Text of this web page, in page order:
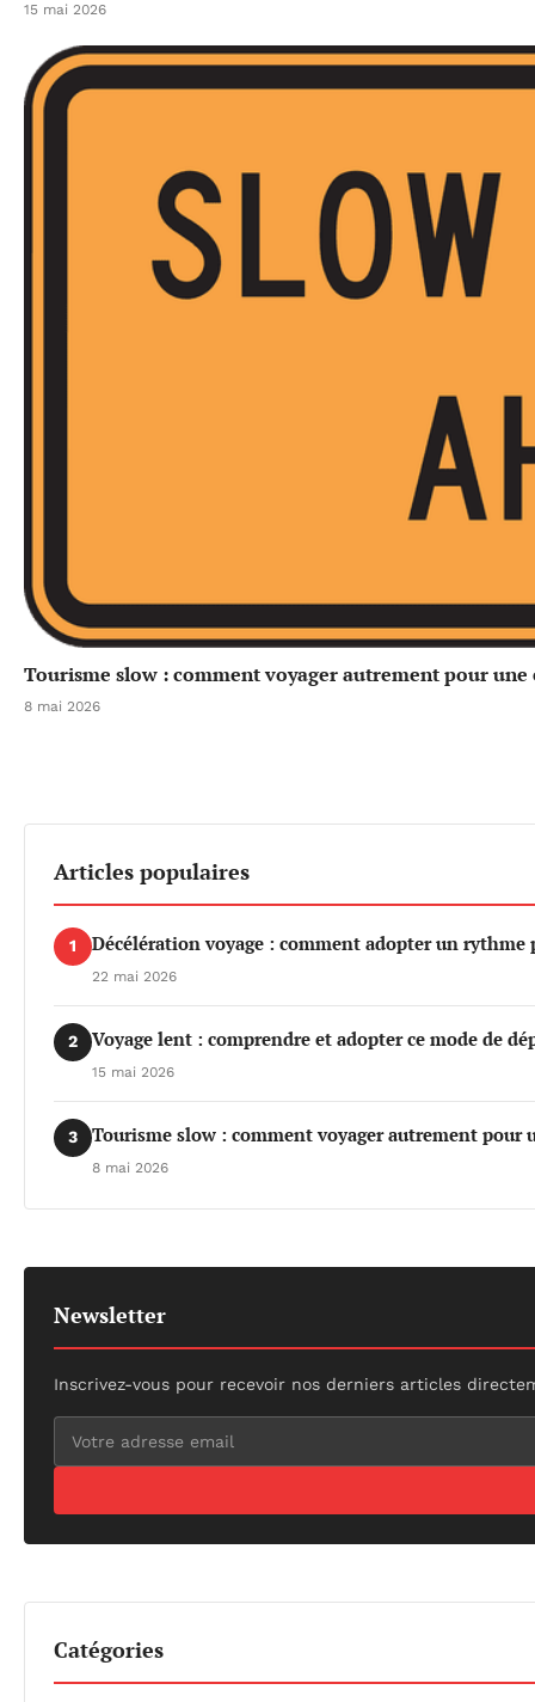
15 mai 2026
Tourisme slow : comment voyager autrement pour
8 mai 2026
Articles populaires
1 Décélération voyage : comment adopter un
22 mai 2026
2 Voyage lent : comprendre et adopter ce mode de
15 mai 2026
3 Tourisme slow : comment voyager autrement pour
8 mai 2026
Newsletter
Inscrivez-vous pour recevoir nos derniers articles
Catégories